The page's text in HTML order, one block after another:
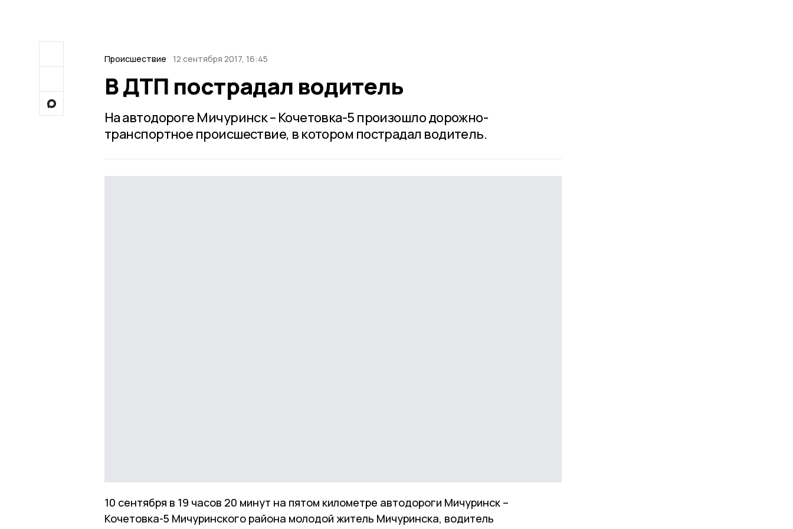
Происшествие 12 сентября 2017, 16:45
В ДТП пострадал водитель
На автодороге Мичуринск – Кочетовка-5 произошло дорожно-
транспортное происшествие, в котором пострадал водитель.
10 сентября в 19 часов 20 минут на пятом километре автодороги Мичуринск –
Кочетовка-5 Мичуринского района молодой житель Мичуринска, водитель